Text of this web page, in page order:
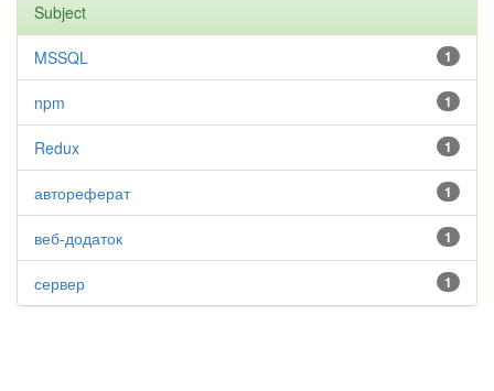
Subject
1
MSSQL
1
npm
1
Redux
1
автореферат
1
веб-додаток
1
сервер